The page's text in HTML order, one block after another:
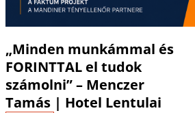
„Minden munkámmal és
FORINTTAL el tudok
számolni” – Menczer
Tamás | Hotel Lentulai